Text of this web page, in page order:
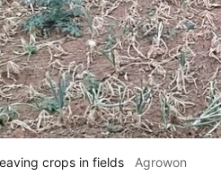
crops in fields Agrowon